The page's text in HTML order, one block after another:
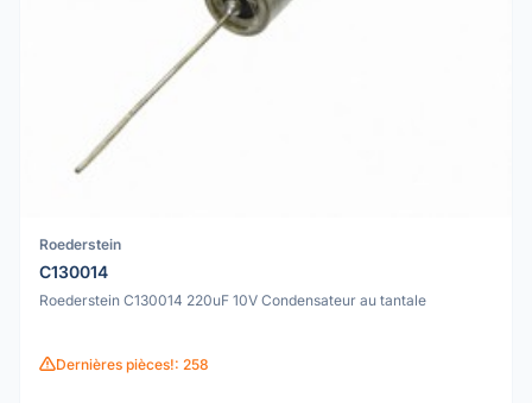
Roederstein
C130014
Roederstein C130014 220uF 10V Condensateur au tantale
Dernières pièces!: 258